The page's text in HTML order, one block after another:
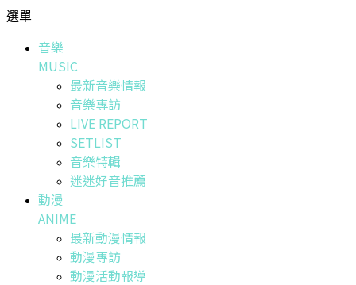
選單
音樂
MUSIC
最新音樂情報
音樂專訪
LIVE REPORT
SETLIST
音樂特輯
迷迷好音推薦
動漫
ANIME
最新動漫情報
動漫專訪
動漫活動報導